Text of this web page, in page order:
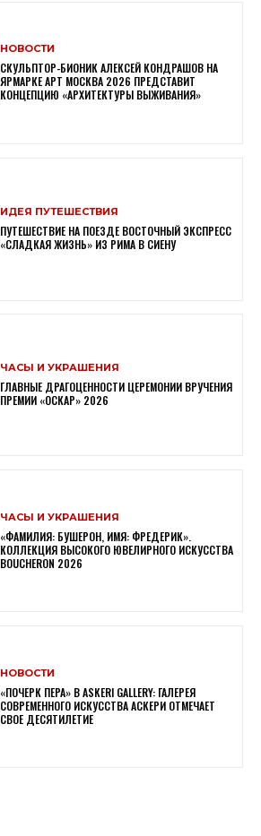
НОВОСТИ
СКУЛЬПТОР-БИОНИК АЛЕКСЕЙ КОНДРАШОВ НА
ЯРМАРКЕ АРТ МОСКВА 2026 ПРЕДСТАВИТ
КОНЦЕПЦИЮ «АРХИТЕКТУРЫ ВЫЖИВАНИЯ»
ИДЕЯ ПУТЕШЕСТВИЯ
ПУТЕШЕСТВИЕ НА ПОЕЗДЕ ВОСТОЧНЫЙ ЭКСПРЕСС
«СЛАДКАЯ ЖИЗНЬ» ИЗ РИМА В СИЕНУ
ЧАСЫ И УКРАШЕНИЯ
ГЛАВНЫЕ ДРАГОЦЕННОСТИ ЦЕРЕМОНИИ ВРУЧЕНИЯ
ПРЕМИИ «ОСКАР» 2026
ЧАСЫ И УКРАШЕНИЯ
«ФАМИЛИЯ: БУШЕРОН, ИМЯ: ФРЕДЕРИК».
КОЛЛЕКЦИЯ ВЫСОКОГО ЮВЕЛИРНОГО ИСКУССТВА
BOUCHERON 2026
НОВОСТИ
«ПОЧЕРК ПЕРА» В ASKERI GALLERY: ГАЛЕРЕЯ
СОВРЕМЕННОГО ИСКУССТВА АСКЕРИ ОТМЕЧАЕТ
СВОЕ ДЕСЯТИЛЕТИЕ